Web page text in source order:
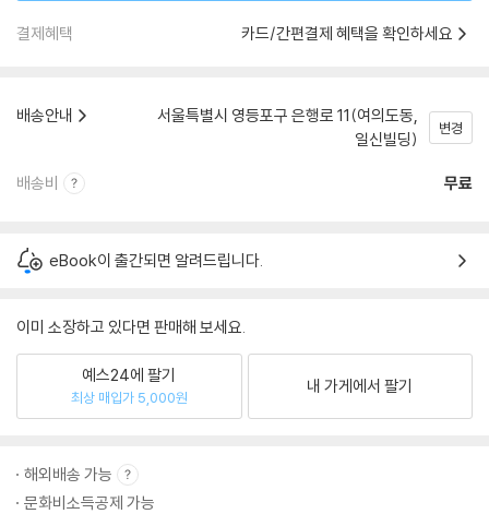
결제혜택 카드/간편결제 혜택을 확인하세요
배송안내
서울특별시 영등포구 은행로 11(여의도동,
일신빌딩)
변경
배송비 무료
eBook이 출간되면 알려드립니다.
이미 소장하고 있다면 판매해 보세요.
예스24에 팔기
최상 매입가 5,000원
내 가게에서 팔기
해외배송 가능
문화비소득공제 가능